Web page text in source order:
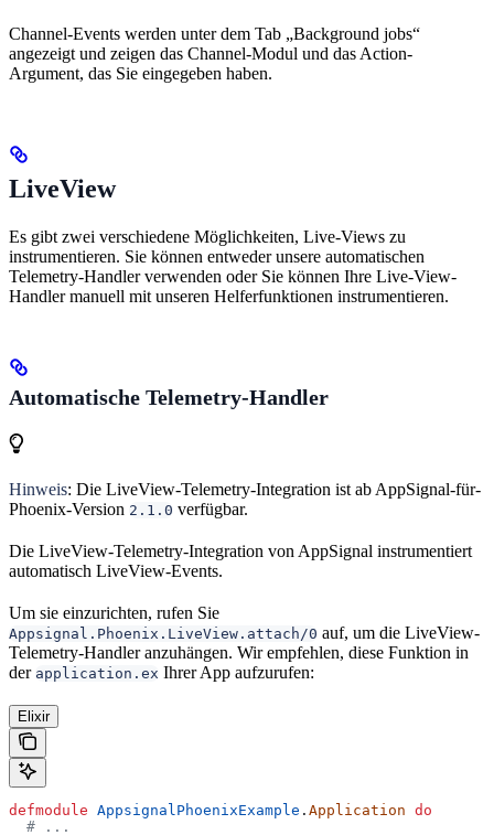
Channel-Events werden unter dem Tab „Background jobs“
angezeigt und zeigen das Channel-Modul und das Action-
Argument, das Sie eingegeben haben.
LiveView
Es gibt zwei verschiedene Möglichkeiten, Live-Views zu
instrumentieren. Sie können entweder unsere automatischen
Telemetry-Handler verwenden oder Sie können Ihre Live-View-
Handler manuell mit unseren Helferfunktionen instrumentieren.
Automatische Telemetry-Handler
Hinweis: Die LiveView-Telemetry-Integration ist ab AppSignal-für-
Phoenix-Version 2.1.0 verfügbar.
Die LiveView-Telemetry-Integration von AppSignal instrumentiert
automatisch LiveView-Events.
Um sie einzurichten, rufen Sie
Appsignal.Phoenix.LiveView.attach/0 auf, um die LiveView-
Telemetry-Handler anzuhängen. Wir empfehlen, diese Funktion in
der application.ex Ihrer App aufzurufen:
Elixir
defmodule AppsignalPhoenixExample . Application do
  # ...